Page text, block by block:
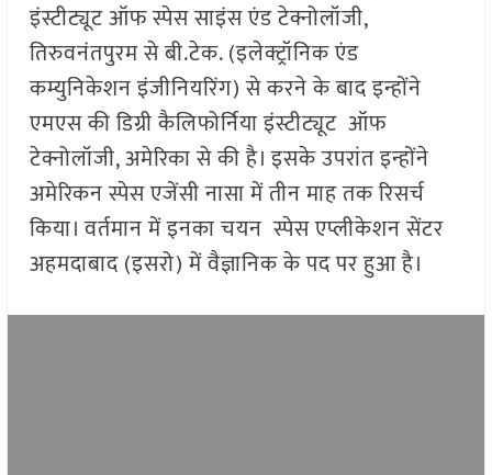
इंस्टीट्यूट ऑफ स्पेस साइंस एंड टेक्नोलॉजी,
तिरुवनंतपुरम से बी.टेक. (इलेक्ट्रॉनिक एंड
कम्युनिकेशन इंजीनियरिंग) से करने के बाद इन्होंने
एमएस की डिग्री कैलिफोर्निया इंस्टीट्यूट ऑफ
टेक्नोलॉजी, अमेरिका से की है। इसके उपरांत इन्होंने
अमेरिकन स्पेस एजेंसी नासा में तीन माह तक रिसर्च
किया। वर्तमान में इनका चयन स्पेस एप्लीकेशन सेंटर
अहमदाबाद (इसरो) में वैज्ञानिक के पद पर हुआ है।